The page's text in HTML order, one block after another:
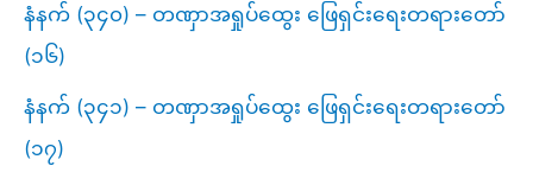
နံနက် (၃၄၀) – တဏှာအရှုပ်ထွေး ဖြေရှင်းရေးတရားတော်
(၁၆)
နံနက် (၃၄၁) – တဏှာအရှုပ်ထွေး ဖြေရှင်းရေးတရားတော်
(၁၇)